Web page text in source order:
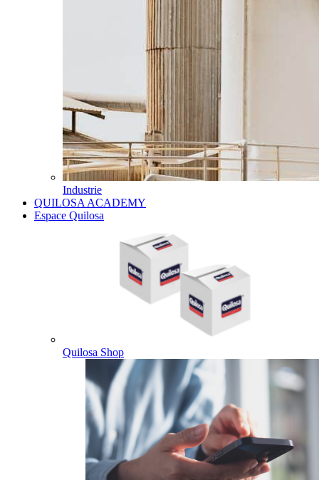
Industrie
QUILOSA ACADEMY
Espace Quilosa
Quilosa Shop